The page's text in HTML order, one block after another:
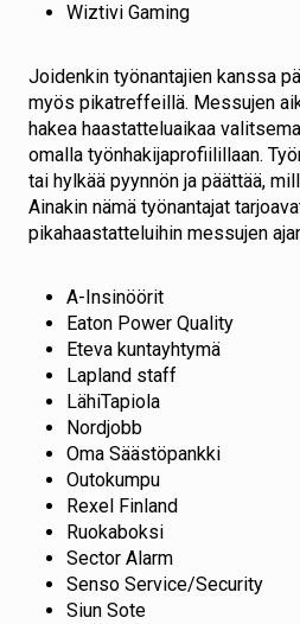
Wiztivi Gaming
Joidenkin työnantajien kanssa
myös pikatreffeillä. Messujen
hakea haastatteluaikaa
omalla työnhakijaprofiilillaan.
tai hylkää pyynnön ja päättää,
Ainakin nämä työnantajat
pikahaastatteluihin messujen
A-Insinöörit
Eaton Power Quality
Eteva kuntayhtymä
Lapland staff
LähiTapiola
Nordjobb
Oma Säästöpankki
Outokumpu
Rexel Finland
Ruokaboksi
Sector Alarm
Senso Service/Security
Siun Sote